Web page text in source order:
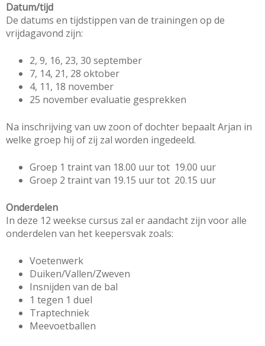
Datum/tijd
De datums en tijdstippen van de trainingen op de
vrijdagavond zijn:
2, 9, 16, 23, 30 september
7, 14, 21, 28 oktober
4, 11, 18 november
25 november evaluatie gesprekken
Na inschrijving van uw zoon of dochter bepaalt Arjan in
welke groep hij of zij zal worden ingedeeld.
Groep 1 traint van 18.00 uur tot 19.00 uur
Groep 2 traint van 19.15 uur tot 20.15 uur
Onderdelen
In deze 12 weekse cursus zal er aandacht zijn voor alle
onderdelen van het keepersvak zoals:
Voetenwerk
Duiken/Vallen/Zweven
Insnijden van de bal
1 tegen 1 duel
Traptechniek
Meevoetballen